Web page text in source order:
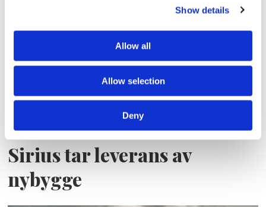
Show details
Allow all
Allow selection
Deny
Sirius tar leverans av
nybygge